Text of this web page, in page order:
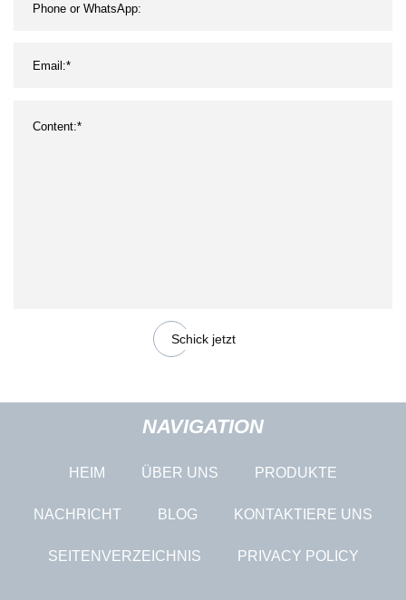
Schick jetzt
NAVIGATION
HEIM ÜBER UNS PRODUKTE
NACHRICHT BLOG KONTAKTIERE UNS
SEITENVERZEICHNIS PRIVACY POLICY